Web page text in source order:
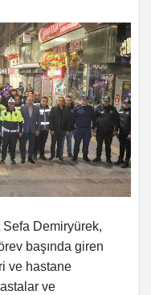
Sefa Demiryürek,
başında giren
ve hastane
ve